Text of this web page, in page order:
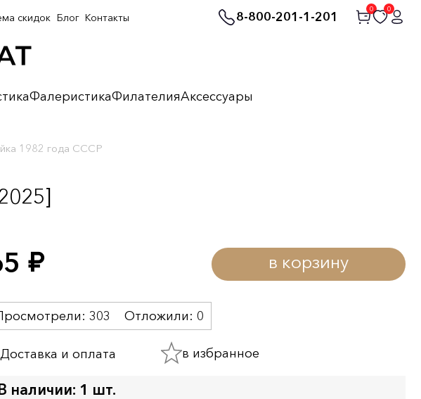
8-800-201-1-201
0 0
ФалеристикаФилателияАксессуары
скидок Блог Контакты
1982 года СССР
руб. в корзину
303 Отложили: 0
Доставка и оплата в избранное
наличии: 1 шт.